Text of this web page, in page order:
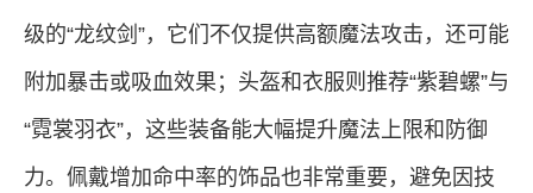
级的“龙纹剑”，它们不仅提供高额魔法攻击，还可能
附加暴击或吸血效果；头盔和衣服则推荐“紫碧螺”与
“霓裳羽衣”，这些装备能大幅提升魔法上限和防御
力。佩戴增加命中率的饰品也非常重要，避免因技